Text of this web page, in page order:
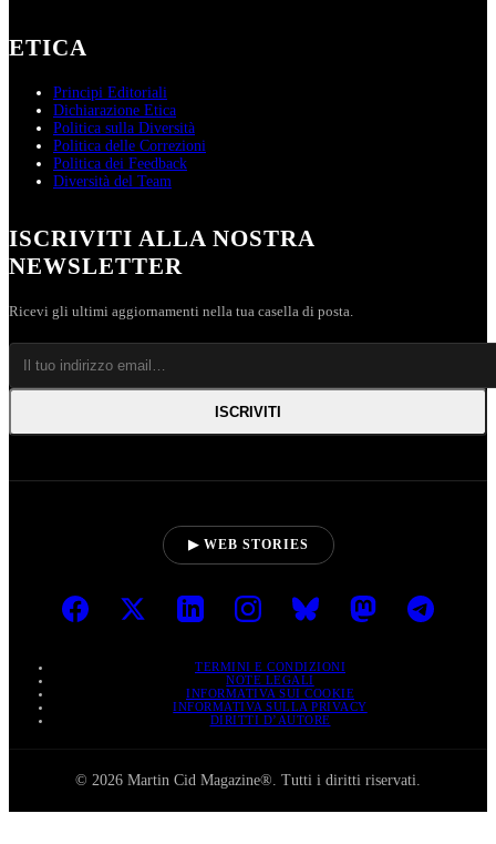
ETICA
Principi Editoriali
Dichiarazione Etica
Politica sulla Diversità
Politica delle Correzioni
Politica dei Feedback
Diversità del Team
ISCRIVITI ALLA NOSTRA
NEWSLETTER
Ricevi gli ultimi aggiornamenti nella tua casella di posta.
ISCRIVITI
▶ WEB STORIES
TERMINI E CONDIZIONI
NOTE LEGALI
INFORMATIVA SUI COOKIE
INFORMATIVA SULLA PRIVACY
DIRITTI D’AUTORE
© 2026 Martin Cid Magazine®. Tutti i diritti riservati.